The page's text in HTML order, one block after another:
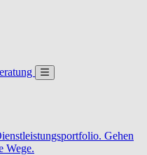
Gehen
Wege.